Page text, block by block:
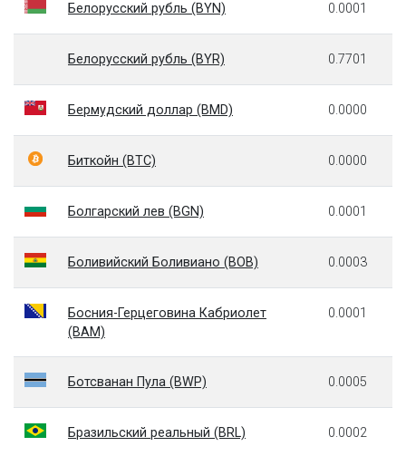
Белорусский рубль (BYN) 0.0001
Белорусский рубль (BYR) 0.7701
Бермудский доллар (BMD) 0.0000
Биткойн (BTC) 0.0000
Болгарский лев (BGN) 0.0001
Боливийский Боливиано (BOB) 0.0003
Босния-Герцеговина Кабриолет
(BAM)
0.0001
Ботсванан Пула (BWP) 0.0005
Бразильский реальный (BRL) 0.0002